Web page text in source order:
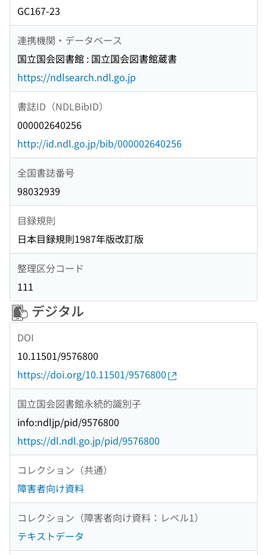
GC167-23
連携機関・データベース
国立国会図書館 : 国立国会図書館蔵書
https://ndlsearch.ndl.go.jp
書誌ID（NDLBibID）
000002640256
http://id.ndl.go.jp/bib/000002640256
全国書誌番号
98032939
目録規則
日本目録規則1987年版改訂版
整理区分コード
111
デジタル
DOI
10.11501/9576800
https://doi.org/10.11501/9576800
国立国会図書館永続的識別子
info:ndljp/pid/9576800
https://dl.ndl.go.jp/pid/9576800
コレクション（共通）
障害者向け資料
コレクション（障害者向け資料：レベル1）
テキストデータ